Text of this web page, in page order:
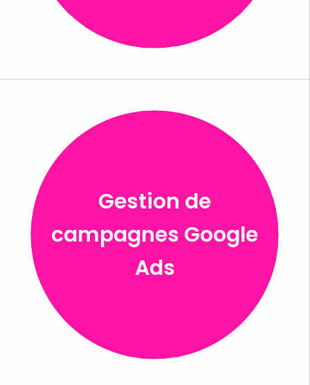
Gestion de
campagnes Google
Ads